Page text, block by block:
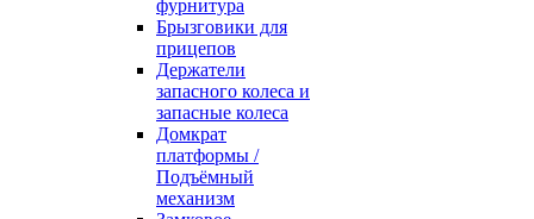
фурнитура
Брызговики для
прицепов
Держатели
запасного колеса и
запасные колеса
Домкрат
платформы /
Подъёмный
механизм